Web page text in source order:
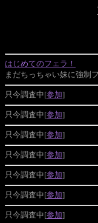
はじめてのフェラ！
まだちっちゃい妹に強制
只今調査中[参加]
只今調査中[参加]
只今調査中[参加]
只今調査中[参加]
只今調査中[参加]
只今調査中[参加]
只今調査中[参加]